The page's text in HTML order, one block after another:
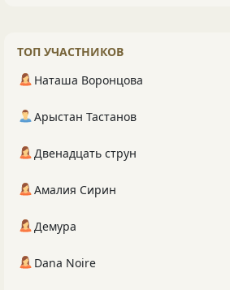
ТОП УЧАСТНИКОВ
Наташа Воронцова
Арыстан Тастанов
Двенадцать струн
Амалия Сирин
Демура
Dana Noire